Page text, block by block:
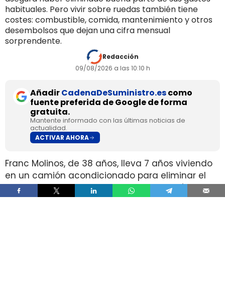
habituales. Pero vivir sobre ruedas también tiene
costes: combustible, comida, mantenimiento y otros
desembolsos que dejan una cifra mensual
sorprendente.
Redacción
09/08/2026 a las 10:10 h
AñadirCadenaDeSuministro.escomo
fuente preferida de Google de forma
gratuita.
Mantente informado con las últimas noticias de
actualidad.
ACTIVAR AHORA
Franc Molinos, de 38 años, lleva 7 años viviendo
en un camión acondicionado para eliminar el
alquiler y recortar sus gastos fijos. El vehículo
incorpora cocina, dormitorio, espacio de